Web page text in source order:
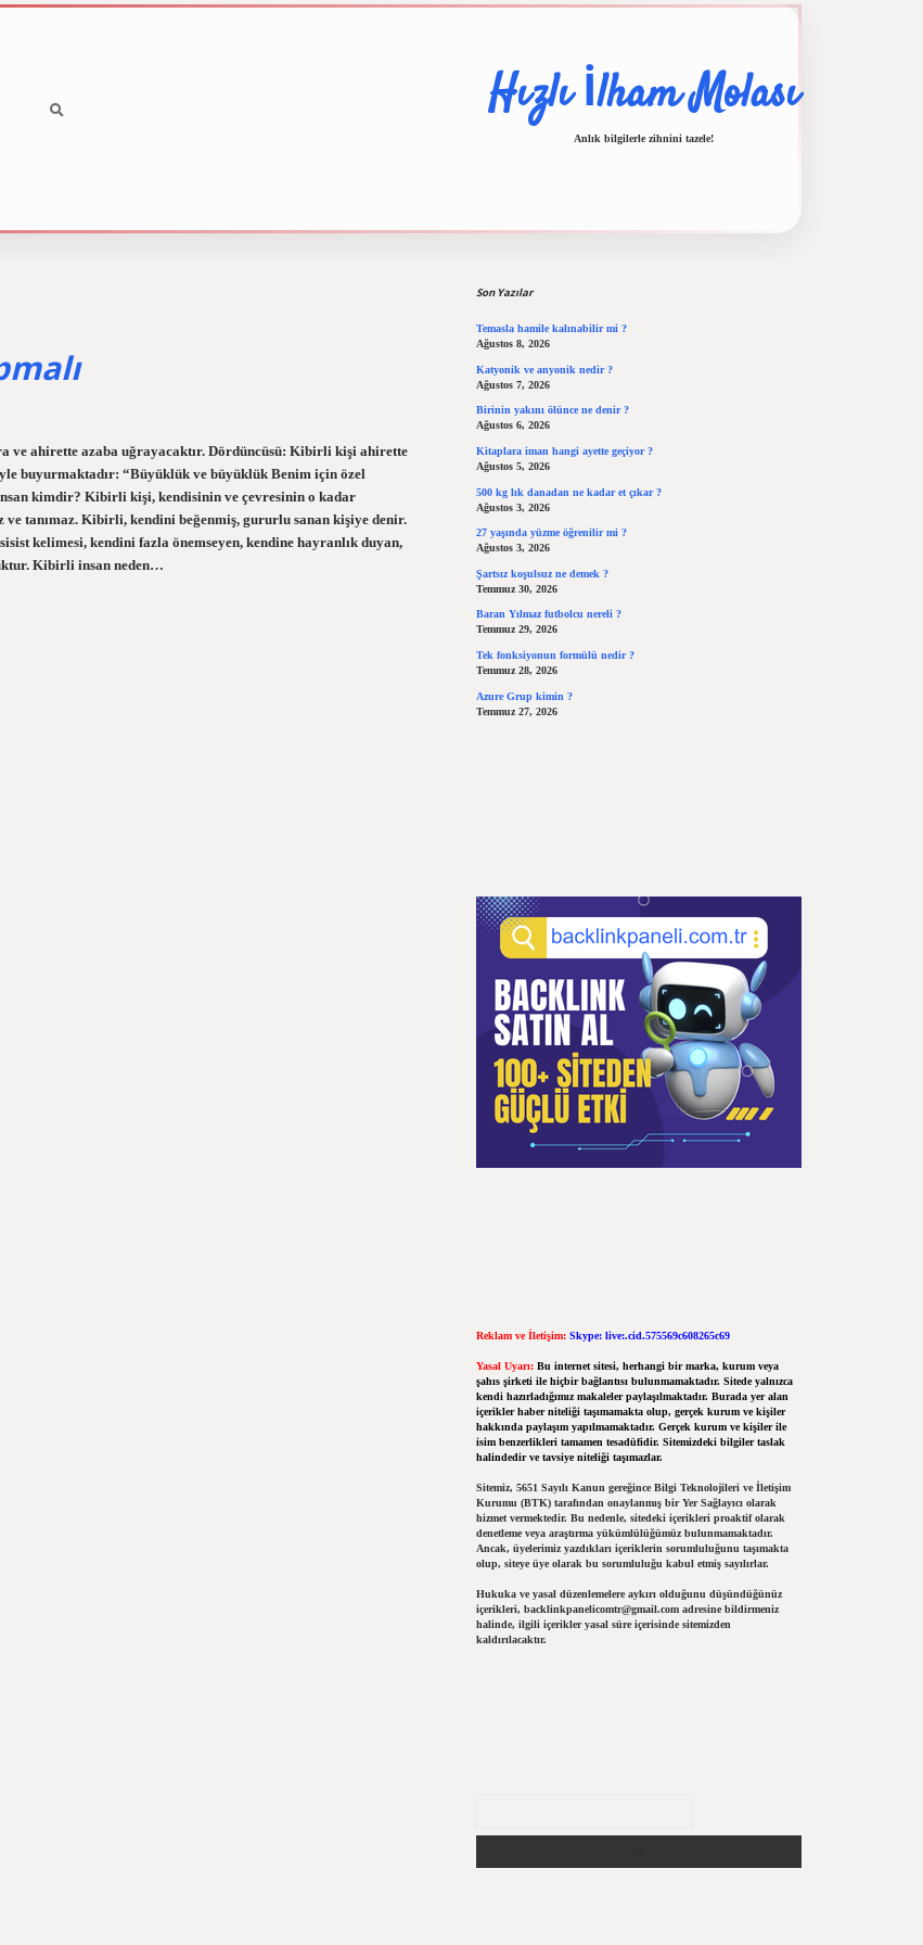
Hızlı İlham Molası
Anlık bilgilerle zihnini tazele!
ahirette azaba uğrayacaktır. Dördüncüsü: Kibirli kişi ahirette
buyurmaktadır: “Büyüklük ve büyüklük Benim için özel
kimdir? Kibirli kişi, kendisinin ve çevresinin o kadar
tanımaz. Kibirli, kendini beğenmiş, gururlu sanan kişiye denir.
kelimesi, kendini fazla önemseyen, kendine hayranlık duyan,
Kibirli insan neden…
Son Yazılar
Temasla hamile kalınabilir mi ?
Ağustos 8, 2026
Katyonik ve anyonik nedir ?
Ağustos 7, 2026
Birinin yakını ölünce ne denir ?
Ağustos 6, 2026
Kitaplara iman hangi ayette geçiyor ?
Ağustos 5, 2026
500 kg lık danadan ne kadar et çıkar ?
Ağustos 3, 2026
27 yaşında yüzme öğrenilir mi ?
Ağustos 3, 2026
Şartsız koşulsuz ne demek ?
Temmuz 30, 2026
Baran Yılmaz futbolcu nereli ?
Temmuz 29, 2026
Tek fonksiyonun formülü nedir ?
Temmuz 28, 2026
Azure Grup kimin ?
Temmuz 27, 2026
Reklam ve İletişim: Skype: live:.cid.575569c608265c69
Yasal Uyarı: Bu internet sitesi, herhangi bir marka, kurum veya
şahıs şirketi ile hiçbir bağlantısı bulunmamaktadır. Sitede yalnızca
kendi hazırladığımız makaleler paylaşılmaktadır. Burada yer alan
içerikler haber niteliği taşımamakta olup, gerçek kurum ve kişiler
hakkında paylaşım yapılmamaktadır. Gerçek kurum ve kişiler ile
isim benzerlikleri tamamen tesadüfidir. Sitemizdeki bilgiler taslak
halindedir ve tavsiye niteliği taşımazlar.
Sitemiz, 5651 Sayılı Kanun gereğince Bilgi Teknolojileri ve İletişim
Kurumu (BTK) tarafından onaylanmış bir Yer Sağlayıcı olarak
hizmet vermektedir. Bu nedenle, sitedeki içerikleri proaktif olarak
denetleme veya araştırma yükümlülüğümüz bulunmamaktadır.
Ancak, üyelerimiz yazdıkları içeriklerin sorumluluğunu taşımakta
olup, siteye üye olarak bu sorumluluğu kabul etmiş sayılırlar.
Hukuka ve yasal düzenlemelere aykırı olduğunu düşündüğünüz
içerikleri, backlinkpanelicomtr@gmail.comadresine bildirmeniz
halinde, ilgili içerikler yasal süre içerisinde sitemizden
kaldırılacaktır.